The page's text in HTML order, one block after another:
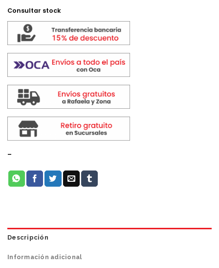
Consultar stock
-
Descripción
Información adicional